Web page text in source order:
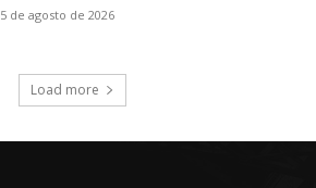
5 de agosto de 2026
Load more